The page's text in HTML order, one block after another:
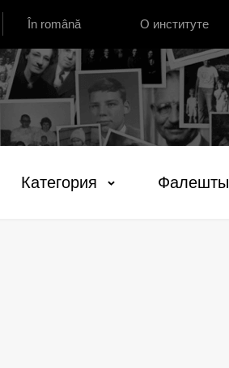
Институт устной истории Молдовы
În română О институте
Категория Фалешты